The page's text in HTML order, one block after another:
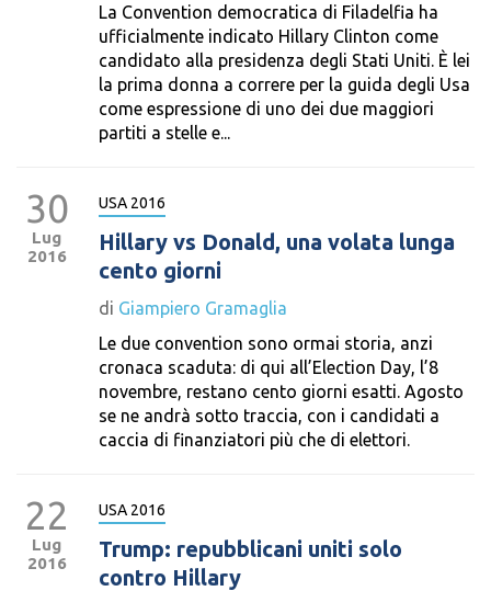
La Convention democratica di Filadelfia ha
ufficialmente indicato Hillary Clinton come
candidato alla presidenza degli Stati Uniti. È lei
la prima donna a correre per la guida degli Usa
come espressione di uno dei due maggiori
partiti a stelle e...
30
Lug
2016
USA 2016
Hillary vs Donald, una volata lunga
cento giorni
di Giampiero Gramaglia
Le due convention sono ormai storia, anzi
cronaca scaduta: di qui all’Election Day, l’8
novembre, restano cento giorni esatti. Agosto
se ne andrà sotto traccia, con i candidati a
caccia di finanziatori più che di elettori.
22
Lug
2016
USA 2016
Trump: repubblicani uniti solo
contro Hillary